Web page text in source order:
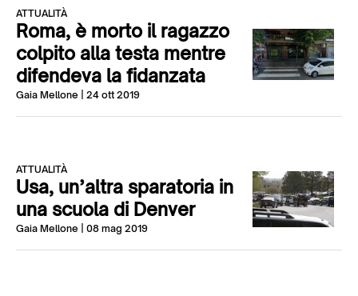
ATTUALITÀ
Roma, è morto il ragazzo
colpito alla testa mentre
difendeva la fidanzata
Gaia Mellone | 24 ott 2019
ATTUALITÀ
Usa, un’altra sparatoria in
una scuola di Denver
Gaia Mellone | 08 mag 2019